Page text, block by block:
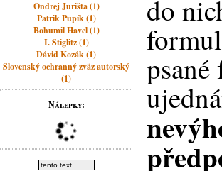
Ondrej Jurišta (1)
Patrik Pupík (1)
Bohumil Havel (1)
I. Stiglitz (1)
Dávid Kozák (1)
Slovenský ochranný zväz autorský
(1)
Nálepky:
do